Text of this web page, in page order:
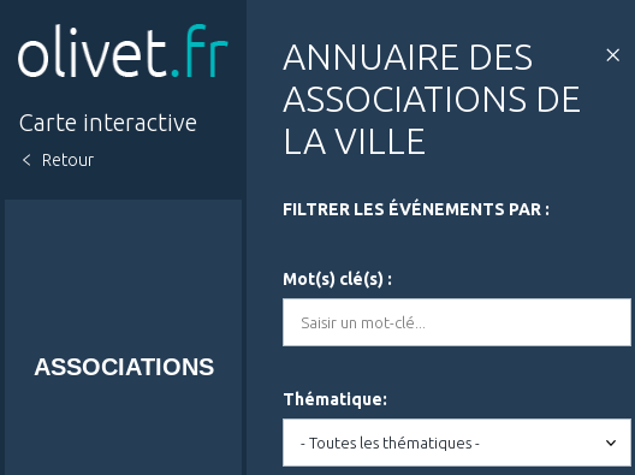
contenu
principal
Carte interactive
Retour
ASSOCIATIONS
ANNUAIRE DES
ASSOCIATIONS DE
LA VILLE
FILTRER LES ÉVÉNEMENTS PAR :
Mot(s) clé(s) :
Thématique: